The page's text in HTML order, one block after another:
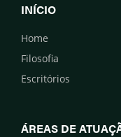
INÍCIO
Home
Filosofia
Escritórios
ÁREAS DE